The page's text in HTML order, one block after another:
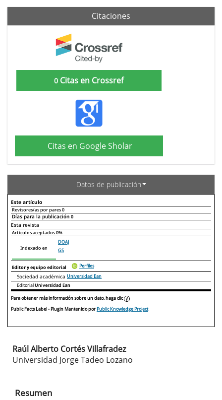
Citaciones
0 Citas en Crossref
Citas en Google Sholar
Datos de publicación
Este artículo
Revisores/as por pares0
Días para la publicación 0
Declaraciones de autoría
Esta revista
Artículos aceptados0%
Indexado en
DOAJ
GS
Editor y equipo editorial Perfiles
Sociedad académica Universidad Ean
EditorialUniversidad Ean
Para obtener más información sobre un dato, haga clic
Public Facts Label- Plugin Mantenido porPublic Knowledge Project
Contenido
del
Raúl Alberto Cortés Villafradez
Universidad Jorge Tadeo Lozano
Resumen